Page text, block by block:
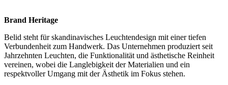
Brand Heritage
Belid steht für skandinavisches Leuchtendesign mit einer tiefen
Verbundenheit zum Handwerk. Das Unternehmen produziert seit
Jahrzehnten Leuchten, die Funktionalität und ästhetische Reinheit
vereinen, wobei die Langlebigkeit der Materialien und ein
respektvoller Umgang mit der Ästhetik im Fokus stehen.